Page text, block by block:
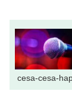
cesa-cesa-